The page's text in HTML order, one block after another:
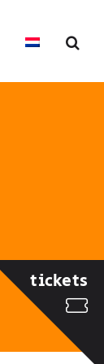
tickets